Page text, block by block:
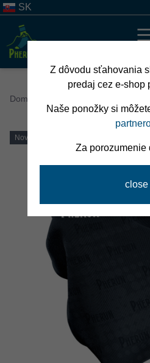
Skočiť
hlavný
obsah
SK
Breadcrumb
Domov
Novinka
Z dôvodu sťahovania
predaj cez e-shop
Naše ponožky si
Za porozumenie